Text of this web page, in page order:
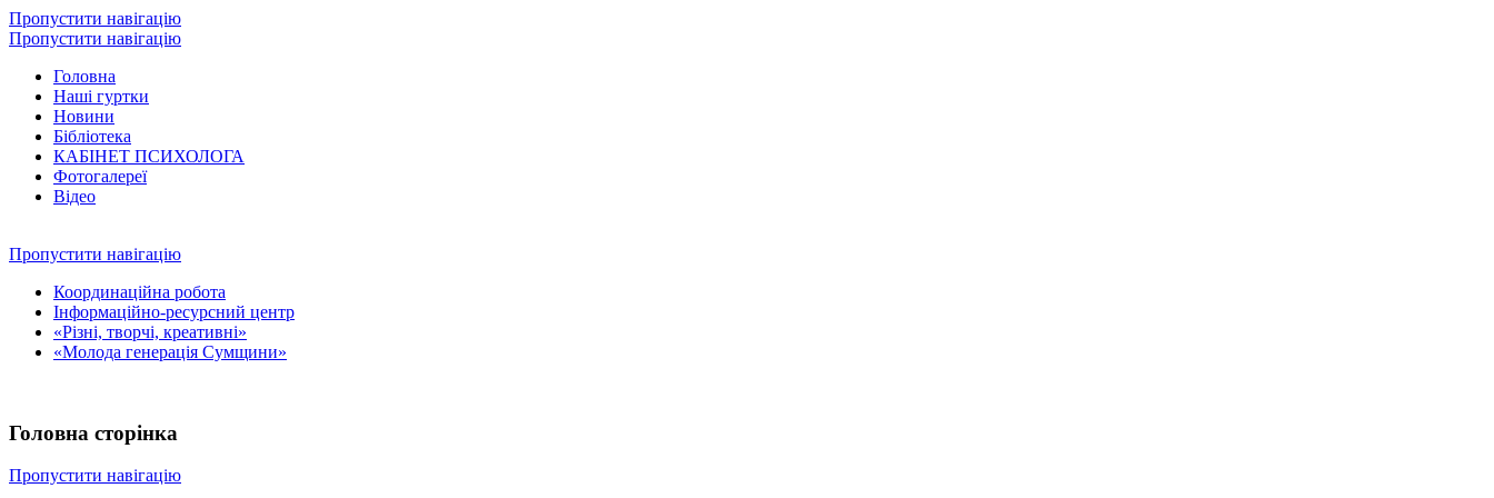
Пропустити навігацію
Пропустити навігацію
Головна
Наші гуртки
Новини
Бібліотека
КАБІНЕТ ПСИХОЛОГА
Фотогалереї
Відео
Пропустити навігацію
Координаційна робота
Інформаційно-ресурсний центр
«Різні, творчі, креативні»
«Молода генерація Сумщини»
Головна сторінка
Пропустити навігацію